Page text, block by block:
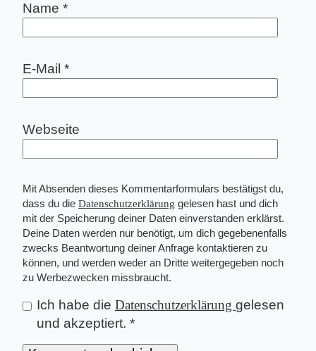
Name *
E-Mail *
Webseite
Mit Absenden dieses Kommentarformulars bestätigst du,
dass du die Datenschutzerklärung gelesen hast und dich
mit der Speicherung deiner Daten einverstanden erklärst.
Deine Daten werden nur benötigt, um dich gegebenenfalls
zwecks Beantwortung deiner Anfrage kontaktieren zu
können, und werden weder an Dritte weitergegeben noch
zu Werbezwecken missbraucht.
Ich habe die Datenschutzerklärung gelesen
und akzeptiert. *